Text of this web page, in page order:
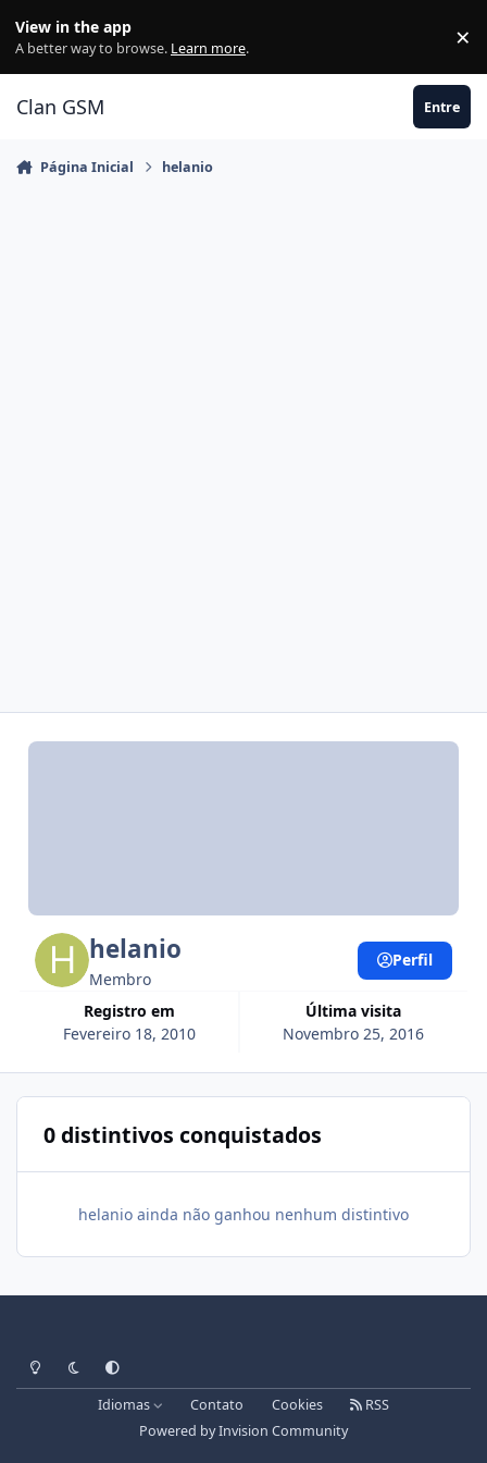
View in the app
A better way to browse. Learn more. ×
Clan GSM Entre
Página Inicial helanio
helanio
Membro
Registro em
Fevereiro 18, 2010
Última visita
Novembro 25, 2016
Perfil
0 distintivos conquistados
helanio ainda não ganhou nenhum distintivo
Light ModeDark ModeSystem Preference
Idiomas Contato Cookies
RSS
Powered byInvision Community